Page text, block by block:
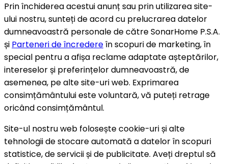
Prin închiderea acestui anunț sau prin utilizarea site-
ului nostru, sunteți de acord cu prelucrarea datelor
dumneavoastră personale de către SonarHome P.S.A.
și Parteneri de încredereîn scopuri de marketing, în
special pentru a afișa reclame adaptate așteptărilor,
intereselor și preferințelor dumneavoastră, de
asemenea, pe alte site-uri web. Exprimarea
consimțământului este voluntară, vă puteți retrage
oricând consimțământul.
Site-ul nostru web folosește cookie-uri și alte
tehnologii de stocare automată a datelor în scopuri
statistice, de servicii și de publicitate. Aveți dreptul să